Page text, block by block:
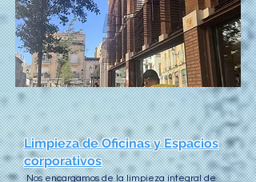
Limpieza de Oficinas y Espacios
corporativos
Nos encargamos de la limpieza integral de